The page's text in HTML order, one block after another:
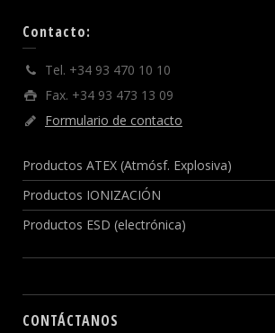
Contacto:
Tel. +34 93 470 10 10
Fax. +34 93 473 13 09
Formulario de contacto
Productos ATEX (Atmósf. Explosiva)
Productos IONIZACIÓN
Productos ESD (electrónica)
CONTÁCTANOS